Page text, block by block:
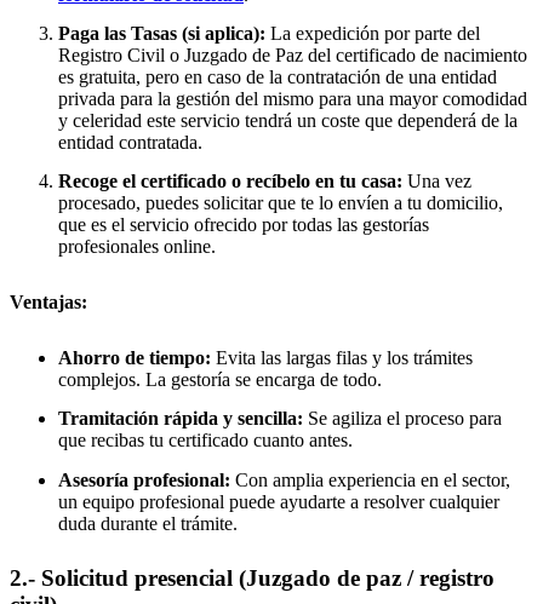
Paga las Tasas (si aplica): La expedición por parte del
Registro Civil o Juzgado de Paz del certificado de nacimiento
es gratuita, pero en caso de la contratación de una entidad
privada para la gestión del mismo para una mayor comodidad
y celeridad este servicio tendrá un coste que dependerá de la
entidad contratada.
Recoge el certificado o recíbelo en tu casa: Una vez
procesado, puedes solicitar que te lo envíen a tu domicilio,
que es el servicio ofrecido por todas las gestorías
profesionales online.
Ventajas:
Ahorro de tiempo: Evita las largas filas y los trámites
complejos. La gestoría se encarga de todo.
Tramitación rápida y sencilla: Se agiliza el proceso para
que recibas tu certificado cuanto antes.
Asesoría profesional: Con amplia experiencia en el sector,
un equipo profesional puede ayudarte a resolver cualquier
duda durante el trámite.
2.- Solicitud presencial (Juzgado de paz / registro